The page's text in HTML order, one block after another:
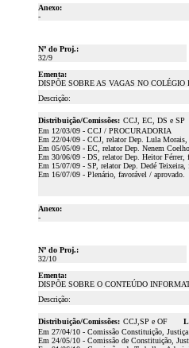
Anexo:
-
Nº do Proj.:
32/9
Ementa:
DISPÕE SOBRE AS VAGAS NO
Descrição:
Distribuição/Comissões: CCJ, EC, DS e SP
Em 12/03/09 - CCJ / PROCURADORIA
Em 22/04/09 - CCJ, relator Dep. Lula Morais,
Em 05/05/09 - EC, relator Dep. Nenem
Em 30/06/09 - DS, relator Dep. Heitor Férrer,
Em 15/07/09 - SP, relator Dep. Dedé Teixeira,
Em 16/07/09 - Plenário, favorável / aprovado.
Anexo:
-
Nº do Proj.:
32/10
Ementa:
DISPÕE SOBRE O CONTEÚDO
Descrição:
Distribuição/Comissões: CCJ,SP e OF
Em 27/04/10 - Comissão Constituição, Justiça
Em 24/05/10 - Comissão de Constituição,